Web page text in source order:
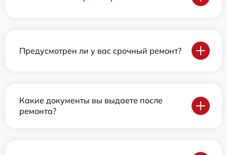
Предусмотрен ли у вас срочный ремонт?
Какие документы вы выдаете после
ремонта?